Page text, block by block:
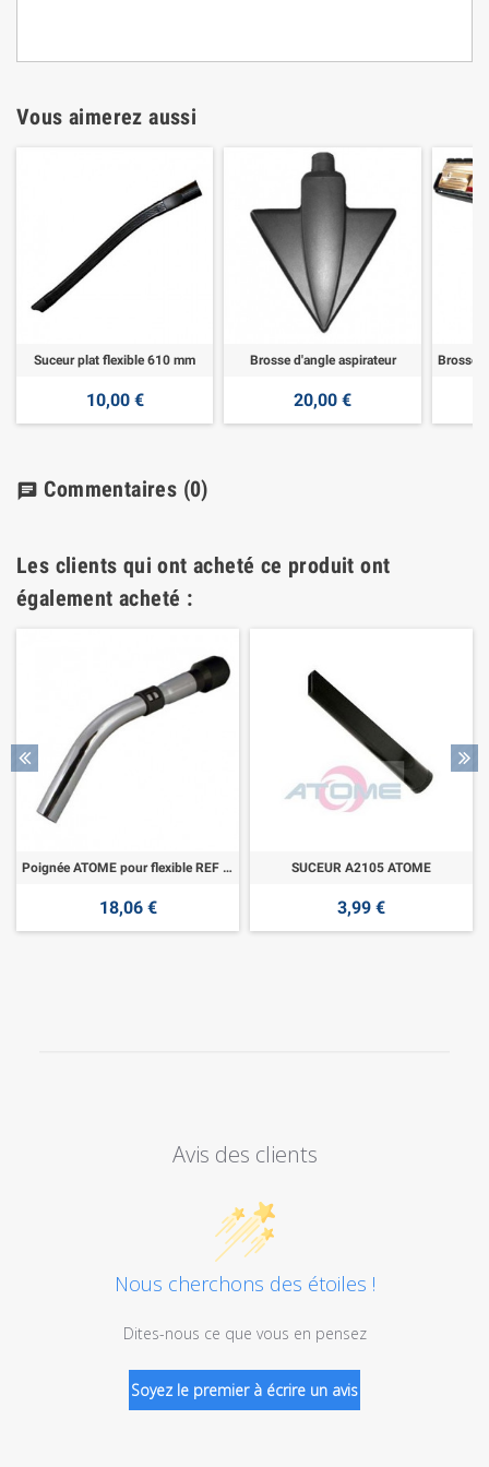
Vous aimerez aussi
Suceur plat flexible 610 mm
10,00 €
Brosse d'angle aspirateur
20,00 €
chat Commentaires (0)
Les clients qui ont acheté ce produit ont
également acheté :
Poignée ATOME pour flexible REF A2009
18,06 €
SUCEUR A2105 ATOME
3,99 €
Avis des clients
Nous cherchons des étoiles !
Dites-nous ce que vous en pensez
Soyez le premier à écrire un avis